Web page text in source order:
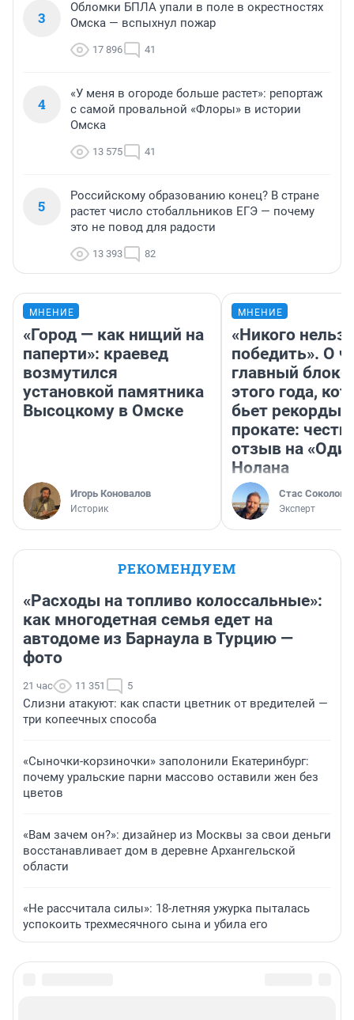
3
Обломки БПЛА упали в поле в окрестностях
Омска — вспыхнул пожар
17 896 41
4
«У меня в огороде больше растет»: репортаж
с самой провальной «Флоры» в истории
Омска
13 575 41
5
Российскому образованию конец? В стране
растет число стобалльников ЕГЭ — почему
это не повод для радости
13 393 82
МНЕНИЕ
«Город — как нищий на
паперти»: краевед
возмутился
установкой памятника
Высоцкому в Омске
Игорь Коновалов
Историк
МНЕНИЕ
«Никого нельзя
победить». О
главный
этого года,
бьет рекорды в
прокате:
отзыв на
Нолана
Стас Соколов
Эксперт
РЕКОМЕНДУЕМ
«Расходы на топливо колоссальные»:
как многодетная семья едет на
автодоме из Барнаула в Турцию —
фото
21 час 11 351 5
Слизни атакуют: как спасти цветник от вредителей —
три копеечных способа
«Сыночки-корзиночки» заполонили Екатеринбург:
почему уральские парни массово оставили жен без
цветов
«Вам зачем он?»: дизайнер из Москвы за свои деньги
восстанавливает дом в деревне Архангельской
области
«Не рассчитала силы»: 18-летняя ужурка пыталась
успокоить трехмесячного сына и убила его